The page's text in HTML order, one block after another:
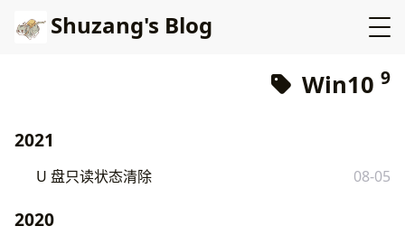
Shuzang's Blog
Win10 9
2021
U 盘只读状态清除 08-05
2020